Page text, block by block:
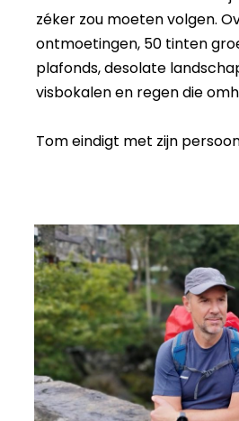
zéker zou moeten volgen.
ontmoetingen, 50 tinten
plafonds, desolate
visbokalen en regen die
Tom eindigt met zijn